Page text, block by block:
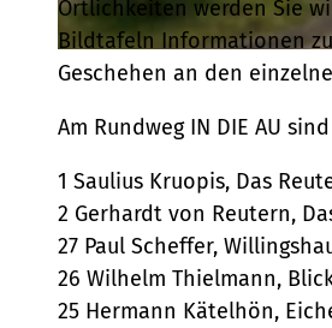
Örtlichkeiten werden Sie
Bildtafeln Informationen
Geschehen an den
Am Rundweg IN DIE AU
1 Saulius Kruopis, Das
2 Gerhardt von Reutern,
27 Paul Scheffer,
26 Wilhelm Thielmann,
25 Hermann Kätelhön,